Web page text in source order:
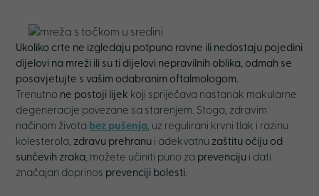
Ukoliko crte ne izgledaju potpuno ravne ili nedostaju pojedini
dijelovi na mreži ili su ti dijelovi nepravilnih oblika, odmah se
posavjetujte s vašim odabranim oftalmologom.
Trenutno ne postoji lijek koji spriječava nastanak makularne
degeneracije povezane sa starenjem. Stoga, zdravim
načinom života bez pušenja, uz regulirani krvni tlak i razinu
kolesterola, zdravu prehranu i adekvatnu zaštitu očiju od
sunčevih zraka, možete učiniti puno za prevenciju i dati
značajan doprinos prevenciji bolesti.